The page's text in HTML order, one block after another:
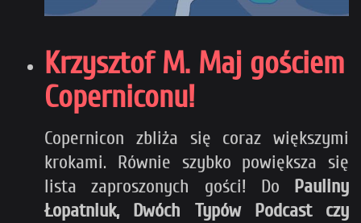
Krzysztof M. Maj gościem
Coperniconu!
Copernicon zbliża się coraz większymi
krokami. Równie szybko powiększa się
lista zaproszonych gości! Do Pauliny
Łopatniuk, Dwóch Typów Podcast czy